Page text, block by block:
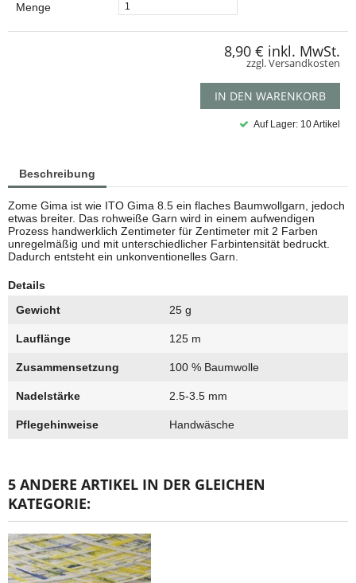
Menge
8,90 € inkl. MwSt.
zzgl. Versandkosten
IN DEN WARENKORB
Auf Lager: 10 Artikel
Beschreibung
Zome Gima ist wie ITO Gima 8.5 ein flaches Baumwollgarn, jedoch
etwas breiter. Das rohweiße Garn wird in einem aufwendigen
Prozess handwerklich Zentimeter für Zentimeter mit 2 Farben
unregelmäßig und mit unterschiedlicher Farbintensität bedruckt.
Dadurch entsteht ein unkonventionelles Garn.
Details
Gewicht
25 g
Lauflänge 125 m
Zusammensetzung 100 % Baumwolle
Nadelstärke 2.5-3.5 mm
Pflegehinweise Handwäsche
5 ANDERE ARTIKEL IN DER GLEICHEN
KATEGORIE: